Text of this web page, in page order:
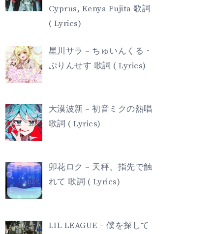
Cyprus, Kenya Fujita 歌詞
( Lyrics)
星川サラ – ちゅいんくる・
ぷりんせす 歌詞 ( Lyrics)
大漠波新 – 初音ミクの熱唱
歌詞 ( Lyrics)
卯花ロク – 天秤、指先で触
れて 歌詞 ( Lyrics)
LIL LEAGUE – 僕を探して